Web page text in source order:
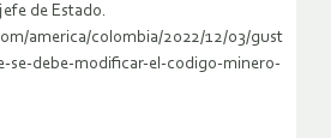
de Estado.
america/colombia/2022/12/03/gust
se-debe-modificar-el-codigo-minero-